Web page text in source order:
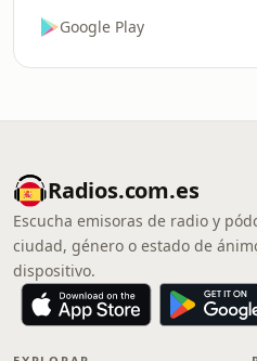
Google Play
Radios.com.es
Escucha emisoras de radio y
ciudad, género o estado de
dispositivo.